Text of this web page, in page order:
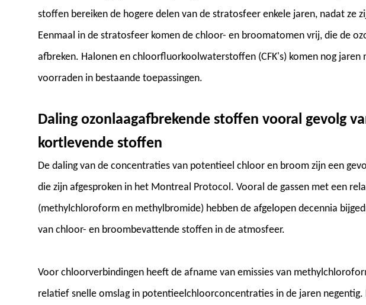
stoffen bereiken de hogere delen van de stratosfeer enkele jaren, nadat ze
Eenmaal in de stratosfeer komen de chloor- en broomatomen vrij, die de
afbreken. Halonen en chloorfluorkoolwaterstoffen (CFK's) komen nog jaren
voorraden in bestaande toepassingen.
Daling ozonlaagafbrekende stoffen vooral gevolg
kortlevende stoffen
De daling van de concentraties van potentieel chloor en broom zijn een
die zijn afgesproken in het Montreal Protocol. Vooral de gassen met een
(methylchloroform en methylbromide) hebben de afgelopen decennia
van chloor- en broombevattende stoffen in de atmosfeer.
Voor chloorverbindingen heeft de afname van emissies van
relatief snelle omslag in potentieelchloorconcentraties in de jaren